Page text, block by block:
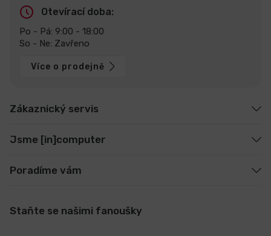
Otevírací doba:
Po - Pá: 9:00 - 18:00
So - Ne: Zavřeno
Více o prodejně
Zákaznický servis
Jsme [in]computer
Poradíme vám
Staňte se našimi fanoušky